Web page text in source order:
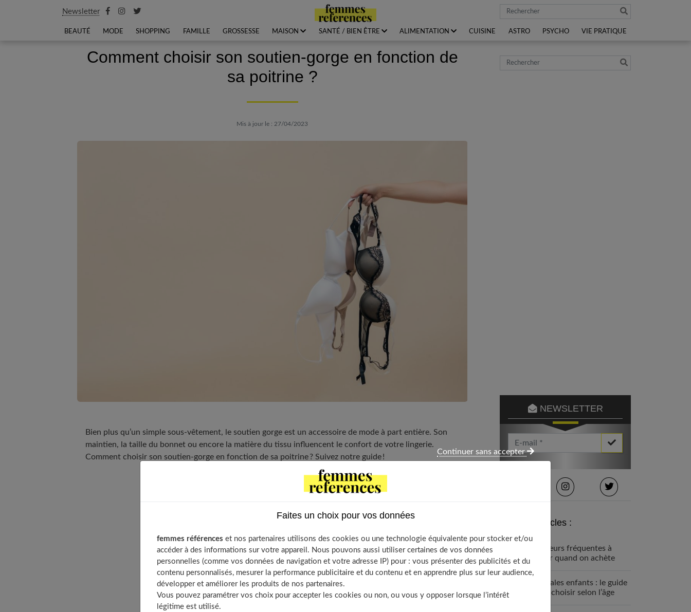
Newsletter Rechercher
BEAUTÉ MODE SHOPPING FAMILLE GROSSESSE MAISON SANTÉ / BIEN ÊTRE ALIMENTATION CUISINE ASTRO PSYCHO VIE PRATIQUE
Comment choisir son soutien-gorge en fonction de
sa poitrine ?
Mis à jour le : 27/04/2023
Bien plus qu’un simple sous-vêtement, le soutien gorge est un accessoire de mode à part entière. Son
maintien, la taille du bonnet ou encore la matière du tissu influencent le confort de votre lingerie.
Comment choisir son soutien-gorge en fonction de sa poitrine ? Suivez notre guide !
Comment choisir le soutien gorge selon la taille de votre poitrine ?
Quels modèles de soutien gorge choisir selon la forme des seins ?
Quel bonnet de soutien gorge choisir ?
À découvrir aussi
Rechercher
NEWSLETTER
Votre Email *
Derniers articles :
5 erreurs fréquentes à
éviter quand on achète
enfants
Sandales enfants : le guide
pour choisir selon l’âge
Faites un choix pour vos données
femmes références et nos partenaires utilisons des cookies ou une technologie équivalente pour stocker et/ou
accéder à des informations sur votre appareil. Nous pouvons aussi utiliser certaines de vos données
personnelles (comme vos données de navigation et votre adresse IP) pour : vous présenter des publicités et du
contenu personnalisés, mesurer la performance publicitaire et du contenu et en apprendre plus sur leur audience,
développer et améliorer les produits de nos partenaires.
Vous pouvez paramétrer vos choix pour accepter les cookies ou non, ou vous y opposer lorsque l’intérêt
légitime est utilisé.
Continuer sans accepter